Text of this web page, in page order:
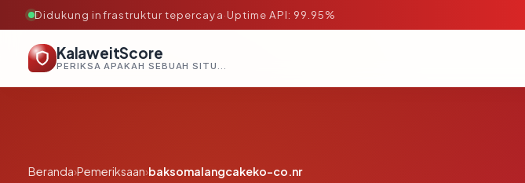
Didukung infrastruktur tepercaya·Uptime API: 99.95%
KalaweitScore
PERIKSA APAKAH SEBUAH SITUS AMAN, TEPERCAYA, DAN TERVERIFIKASI DALAM HITUNGAN DETIK.
Beranda›Pemeriksaan›baksomalangcakeko-co.nr